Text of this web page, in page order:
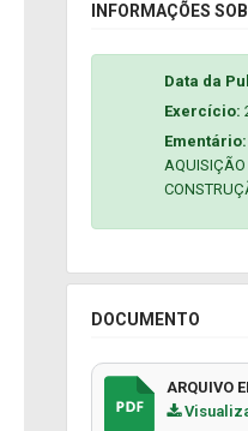
INFORMAÇÕES
Data da
Exercício:
Ementário:
AQUISIÇÃO
DOCUMENTO
ARQUIVO